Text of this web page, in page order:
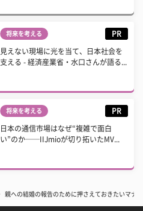
将来を考える PR
見えない現場に光を当て、日本社会を
支える - 経済産業省・水口さんが語る...
将来を考える PR
日本の通信市場はなぜ“複雑で面白
い”のか──IIJmioが切り拓いたMV...
親への結婚の報告のために押さえておきたいマナ